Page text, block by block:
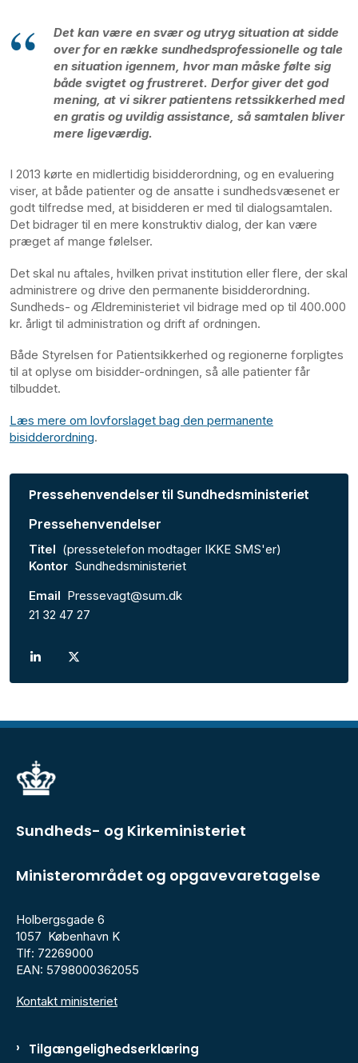
Det kan være en svær og utryg situation at sidde
over for en række sundhedsprofessionelle og tale
en situation igennem, hvor man måske følte sig
både svigtet og frustreret. Derfor giver det god
mening, at vi sikrer patientens retssikkerhed med
en gratis og uvildig assistance, så samtalen bliver
mere ligeværdig.
I 2013 kørte en midlertidig bisidderordning, og en evaluering
viser, at både patienter og de ansatte i sundhedsvæsenet er
godt tilfredse med, at bisidderen er med til dialogsamtalen.
Det bidrager til en mere konstruktiv dialog, der kan være
præget af mange følelser.
Det skal nu aftales, hvilken privat institution eller flere, der skal
administrere og drive den permanente bisidderordning.
Sundheds- og Ældreministeriet vil bidrage med op til 400.000
kr. årligt til administration og drift af ordningen.
Både Styrelsen for Patientsikkerhed og regionerne forpligtes
til at oplyse om bisidder-ordningen, så alle patienter får
tilbuddet.
Læs mere om lovforslaget bag den permanente
bisidderordning.
Pressehenvendelser til Sundhedsministeriet
Pressehenvendelser
Titel (pressetelefon modtager IKKE SMS'er)
Kontor Sundhedsministeriet
Email Pressevagt@sum.dk
21 32 47 27
Sundheds- og Kirkeministeriet
Ministerområdet og opgavevaretagelse
Holbergsgade 6
1057 København K
Tlf: 72269000
EAN: 5798000362055
Kontakt ministeriet
Tilgængelighedserklæring